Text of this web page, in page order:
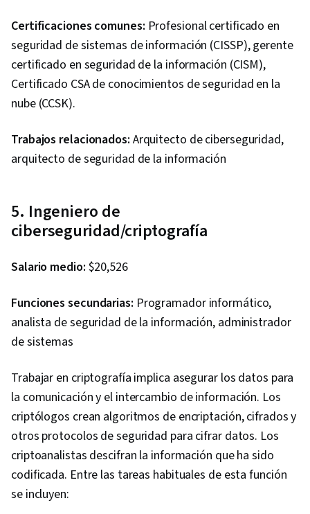
Network Infrastructure, Cloud Applications,
Prometheus (Software), Performance Tuning,
Data Access, Problem Management, Data
Import/Export, Cloud Deployment, Cloud
Deployment, Cloud Platforms, TCP/IP, Intrusion
Detection and Prevention, Network
Single Sign-On (SSO), Cloud Computing
Architecture, CI/CD, User Accounts, Security
Security Standards, IT Security Architecture,
Cloud Standards, Border Gateway Protocol,
Multi-Cloud, Wide Area Networks, Private Cloud
Certificaciones comunes: Profesional certificado en
seguridad de sistemas de información (CISSP), gerente
certificado en seguridad de la información (CISM),
Certificado CSA de conocimientos de seguridad en la
nube (CCSK).
Trabajos relacionados: Arquitecto de ciberseguridad,
arquitecto de seguridad de la información
5. Ingeniero de
ciberseguridad/criptografía
Salario medio: $20,526
Funciones secundarias: Programador informático,
analista de seguridad de la información, administrador
de sistemas
Trabajar en criptografía implica asegurar los datos para
la comunicación y el intercambio de información. Los
criptólogos crean algoritmos de encriptación, cifrados y
otros protocolos de seguridad para cifrar datos. Los
criptoanalistas descifran la información que ha sido
codificada. Entre las tareas habituales de esta función
se incluyen: